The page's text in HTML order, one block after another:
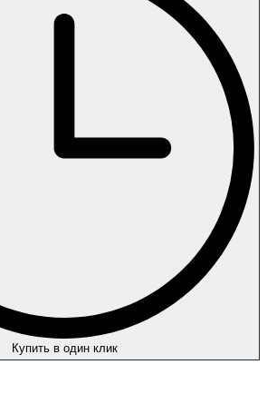
Купить в один клик